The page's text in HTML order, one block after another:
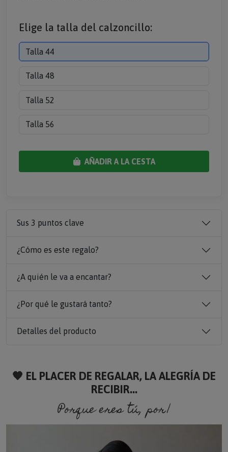
Elige la talla del calzoncillo:
Talla 44
Talla 48
Talla 52
Talla 56
AÑADIR A LA CESTA
Sus 3 puntos clave
¿Cómo es este regalo?
¿A quién le va a encantar?
¿Por qué le gustará tanto?
Detalles del producto
🧡 EL PLACER DE REGALAR, LA ALEGRÍA DE
RECIBIR...
Porque eres tú, porque soy